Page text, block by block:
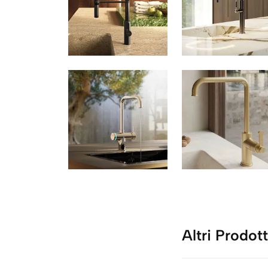
Altri